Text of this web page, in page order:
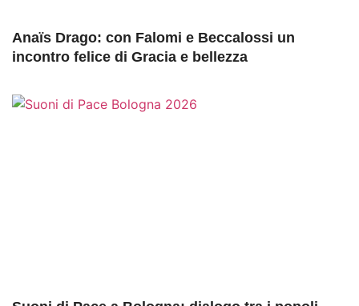
Anaïs Drago: con Falomi e Beccalossi un
incontro felice di Gracia e bellezza